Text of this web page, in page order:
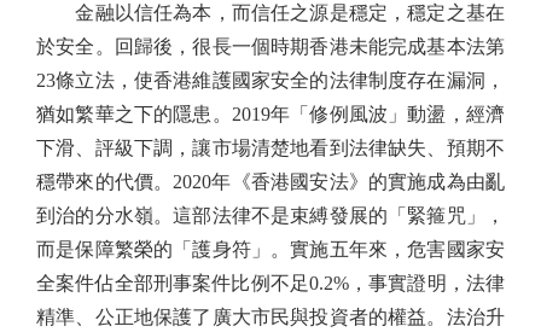
金融以信任為本，而信任之源是穩定，穩定之基在
於安全。回歸後，很長一個時期香港未能完成基本法第
23條立法，使香港維護國家安全的法律制度存在漏洞，
猶如繁華之下的隱患。2019年「修例風波」動盪，經濟
下滑、評級下調，讓市場清楚地看到法律缺失、預期不
穩帶來的代價。2020年《香港國安法》的實施成為由亂
到治的分水嶺。這部法律不是束縛發展的「緊箍咒」，
而是保障繁榮的「護身符」。實施五年來，危害國家安
全案件佔全部刑事案件比例不足0.2%，事實證明，法律
精準、公正地保護了廣大市民與投資者的權益。法治升